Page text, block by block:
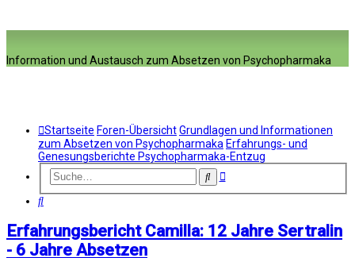
Information und Austausch zum Absetzen von Psychopharmaka
Startseite Foren-ÜbersichtGrundlagen und Informationen
zum Absetzen von Psychopharmaka Erfahrungs- und
Genesungsberichte Psychopharmaka-Entzug
SucheErweiterte
Suche
Erfahrungsbericht Camilla: 12 Jahre Sertralin
- 6 Jahre Absetzen